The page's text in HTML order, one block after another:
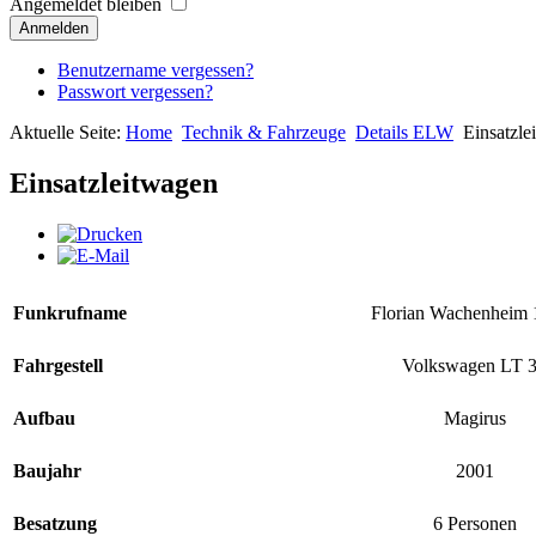
Angemeldet bleiben
Anmelden
Benutzername vergessen?
Passwort vergessen?
Aktuelle Seite: Home Technik & Fahrzeuge Details ELW
Einsatzleitwagen
Funkrufname Florian Wachenheim
Fahrgestell Volkswagen LT
Aufbau Magirus
Baujahr 2001
Besatzung 6 Personen